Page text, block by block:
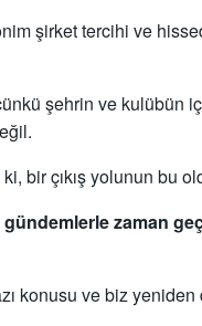
şirket tercihi ve
şehrin ve kulübün
bir çıkış yolunun bu
zaman
konusu ve biz